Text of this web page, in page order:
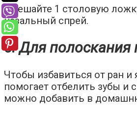
Смешайте 1 столовую
назальный спрей.
5. Для полоскания
Чтобы избавиться от ран и
помогает отбелить зубы и
можно добавить в